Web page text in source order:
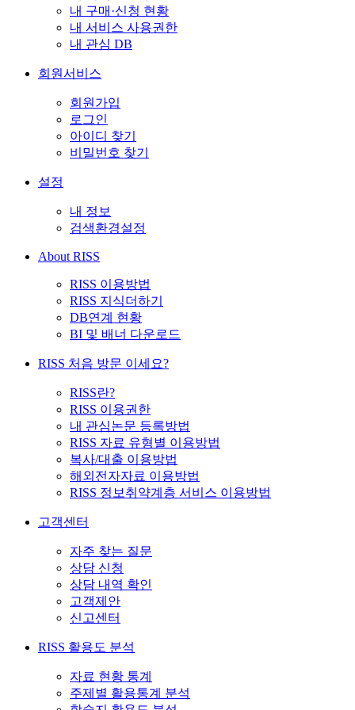
내 구매·신청 현황
내 서비스 사용권한
내 관심 DB
회원서비스
회원가입
로그인
아이디 찾기
비밀번호 찾기
설정
내 정보
검색환경설정
About RISS
RISS 이용방법
RISS 지식더하기
DB연계 현황
BI 및 배너 다운로드
RISS 처음 방문 이세요?
RISS란?
RISS 이용권한
내 관심논문 등록방법
RISS 자료 유형별 이용방법
복사/대출 이용방법
해외전자자료 이용방법
RISS 정보취약계층 서비스 이용방법
고객센터
자주 찾는 질문
상담 신청
상담 내역 확인
고객제안
신고센터
RISS 활용도 분석
자료 현황 통계
주제별 활용통계 분석